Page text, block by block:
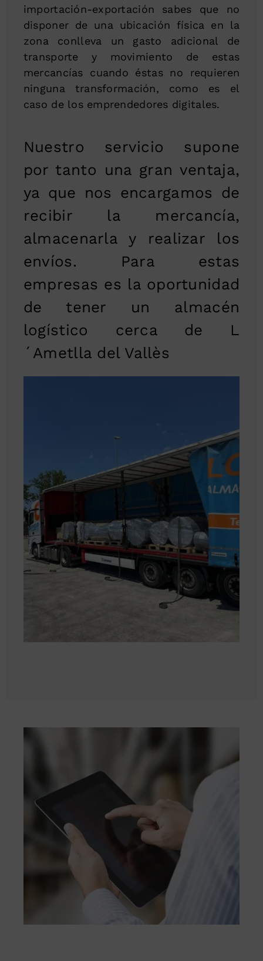
importación-exportación sabes que no
disponer de una ubicación física en la
zona conlleva un gasto adicional de
transporte y movimiento de estas
mercancías cuando éstas no requieren
ninguna transformación, como es el
caso de los emprendedores digitales.
Nuestro servicio supone
por tanto una gran ventaja,
ya que nos encargamos de
recibir la mercancía,
almacenarla y realizar los
envíos. Para estas
empresas es la oportunidad
de tener un almacén
logístico cerca de L
´Ametlla del Vallès